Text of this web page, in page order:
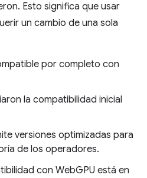
Esto significa que usar
un cambio de una sola
por completo con
la compatibilidad inicial
versiones optimizadas para
de los operadores.
con WebGPU está en